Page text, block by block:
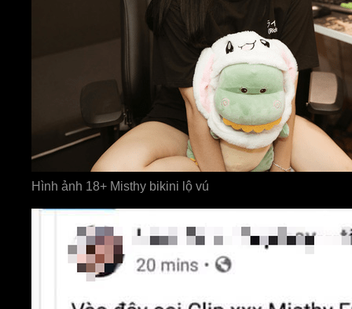
Hình ảnh 18+ Misthy bikini lộ vú